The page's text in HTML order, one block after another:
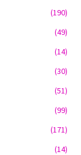
(190)
(49)
(14)
(30)
(51)
(99)
(171)
(14)